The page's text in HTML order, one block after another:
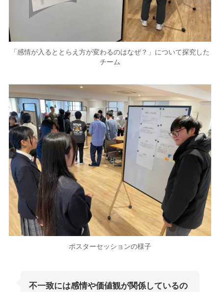
「感情が入るととらえ方が変わるのはなぜ？」について探究した
チーム
ポスターセッションの様子
不一致には感情や価値観が関係しているの